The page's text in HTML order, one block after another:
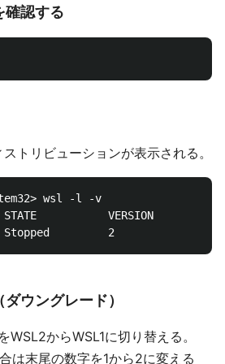
確認する
トリビューションが表示される。
wsl -l -v
VERSION
ウングレード）
をWSL2からWSL1に切り替える。
は末尾の数字を1から2に変える